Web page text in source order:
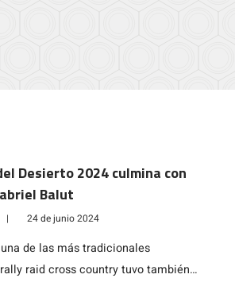
Desierto 2024 culmina con
Balut
| 24 de junio 2024
de las más tradicionales
raid cross country tuvo también